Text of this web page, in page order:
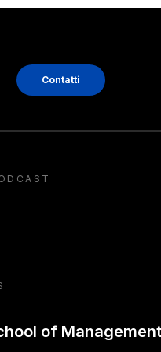
Contatti
of Management